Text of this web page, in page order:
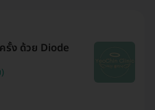
รั้ง ด้วย Diode